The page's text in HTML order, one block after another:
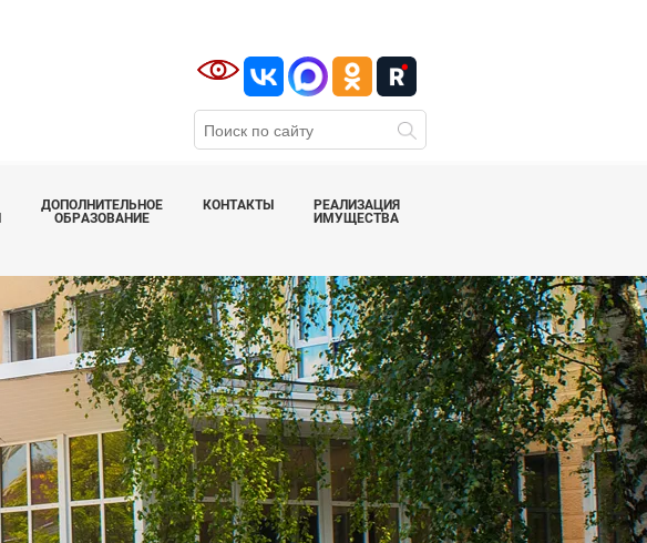
ДОПОЛНИТЕЛЬНОЕ
ОБРАЗОВАНИЕ
КОНТАКТЫ
РЕАЛИЗАЦИЯ
ИМУЩЕСТВА